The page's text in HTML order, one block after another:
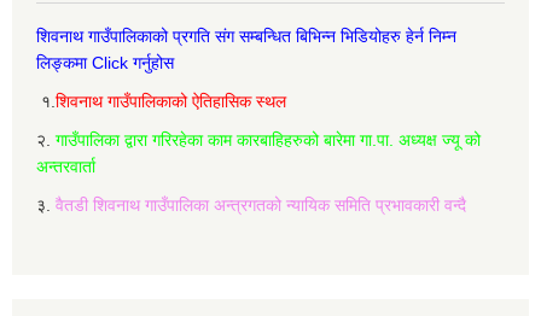
शिवनाथ गाउँपालिकाको प्रगति संग सम्बन्धित बिभिन्‍न भिडियोहरु हेर्न निम्‍न
लिङ्कमा Click गर्नुहोस
१. शिवनाथ गाउँपालिकाको ऐतिहासिक स्थल
२. गाउँपालिका द्वारा गरिरहेका काम कारबाहिहरुको बारेमा गा.पा. अध्यक्ष ज्यू को
अन्तरवार्ता
३. वैतडी शिवनाथ गाउँपालिका अन्त्रगतको न्यायिक समिति प्रभावकारी वन्दै